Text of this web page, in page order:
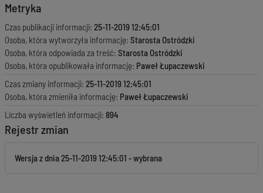
Metryka
Czas publikacji informacji: 25-11-2019 12:45:01
Osoba, która wytworzyła informację: Starosta Ostródzki
Osoba, która odpowiada za treść: Starosta Ostródzki
Osoba, która opublikowała informację: Paweł Łupaczewski
Czas zmiany informacji: 25-11-2019 12:45:01
Osoba, która zmieniła informację: Paweł Łupaczewski
Liczba wyświetleń informacji: 894
Rejestr zmian
Wersja z dnia25-11-2019 12:45:01